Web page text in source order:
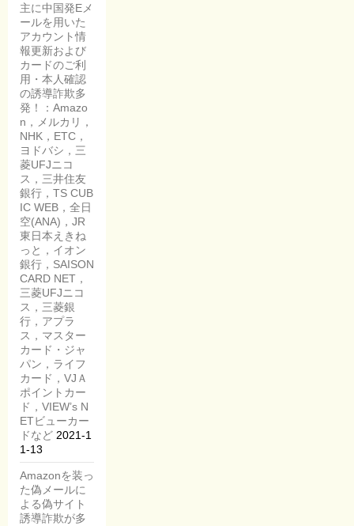
主に中国発Eメ
ールを用いた
アカウント情
報更新および
カードのご利
用・本人確認
の誘導詐欺多
発！：Amazo
n，メルカリ，
NHK，ETC，
ヨドバシ，三
菱UFJニコ
ス，三井住友
銀行，TS CUB
IC WEB，全日
空(ANA)，JR
東日本えきね
っと，イオン
銀行，SAISON
CARD NET，
三菱UFJニコ
ス，三菱銀
行，アプラ
ス，マスター
カード・ジャ
パン，ライフ
カード，VJＡ
ポイントカー
ド，VIEW’s N
ETビューカー
ドなど 2021-1
1-13
Amazonを装っ
た偽メールに
よる偽サイト
誘導詐欺が多